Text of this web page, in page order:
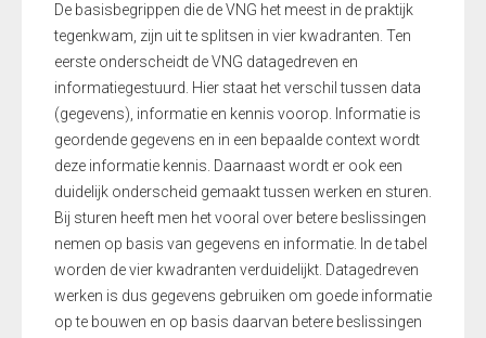
De basisbegrippen die de VNG het meest in de praktijk
tegenkwam, zijn uit te splitsen in vier kwadranten. Ten
eerste onderscheidt de VNG datagedreven en
informatiegestuurd. Hier staat het verschil tussen data
(gegevens), informatie en kennis voorop. Informatie is
geordende gegevens en in een bepaalde context wordt
deze informatie kennis. Daarnaast wordt er ook een
duidelijk onderscheid gemaakt tussen werken en sturen.
Bij sturen heeft men het vooral over betere beslissingen
nemen op basis van gegevens en informatie. In de tabel
worden de vier kwadranten verduidelijkt. Datagedreven
werken is dus gegevens gebruiken om goede informatie
op te bouwen en op basis daarvan betere beslissingen